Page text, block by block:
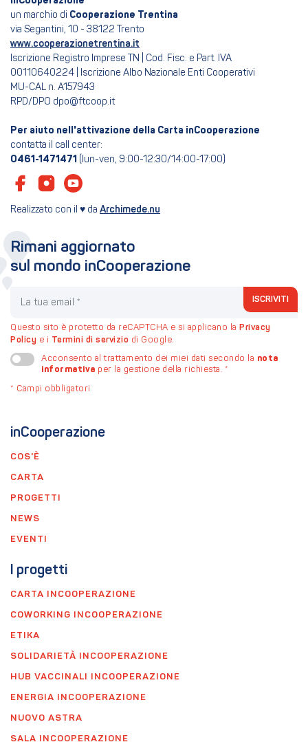
un marchio di Cooperazione Trentina
via Segantini, 10 - 38122 Trento
www.cooperazionetrentina.it
Iscrizione Registro Imprese TN | Cod. Fisc. e Part. IVA
00110640224 | Iscrizione Albo Nazionale Enti Cooperativi
MU-CAL n. A157943
RPD/DPO dpo@ftcoop.it
Per aiuto nell'attivazione della Carta inCooperazione
contatta il call center:
0461-1471471 (lun-ven, 9:00-12:30/14:00-17:00)
Realizzato con il ♥ da Archimede.nu
inCooperazione
COS'È
CARTA
PROGETTI
NEWS
EVENTI
I progetti
CARTA INCOOPERAZIONE
COWORKING INCOOPERAZIONE
ETIKA
SOLIDARIETÀ INCOOPERAZIONE
HUB VACCINALI INCOOPERAZIONE
ENERGIA INCOOPERAZIONE
NUOVO ASTRA
SALA INCOOPERAZIONE
Rimani aggiornato
sul mondo inCooperazione
ISCRIVITI
Questo sito è protetto da reCAPTCHA e si applicano la Privacy
Policy e i Termini di servizio di Google.
Acconsento al trattamento dei miei dati secondo la nota
informativa per la gestione della richiesta. *
* Campi obbligatori